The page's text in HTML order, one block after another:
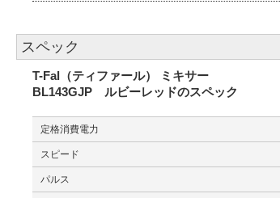
スペック
T-Fal（ティファール） ミキサー
BL143GJP ルビーレッドのスペック
定格消費電力
スピード
パルス